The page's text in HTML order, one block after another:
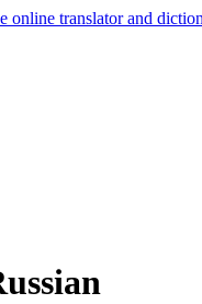
online translator and